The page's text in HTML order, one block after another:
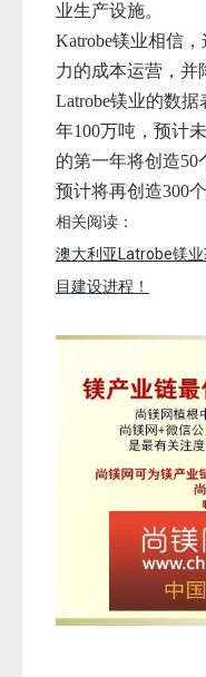
业生产设施。
Katrobe镁业相信
力的成本运营，并
Latrobe镁业的数
年100万吨，预计
的第一年将创造50
预计将再创造300
相关阅读：
澳大利亚Latrobe镁
目建设进程！